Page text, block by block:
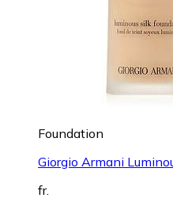
Foundation
Giorgio Armani
fr.